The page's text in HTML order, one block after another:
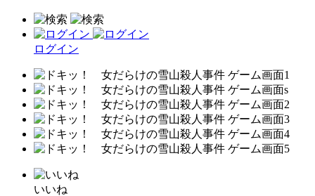
ログイン
いいね